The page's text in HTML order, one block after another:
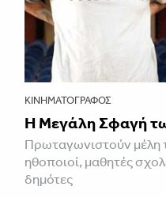
ΚΙΝΗΜΑΤΟΓΡΆΦΟΣ
Η Μεγάλη Σφαγή
Πρωταγωνιστούν μέλη
ηθοποιοί, μαθητές
δημότες